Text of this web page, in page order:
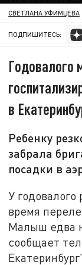
СВЕТЛАНА УФИМЦЕВА
ПОДПИШИТЕСЬ:
Годовалого
в
Ребенку
забрала
посадки в
У годовалого
время
Малыш едва
сообщает